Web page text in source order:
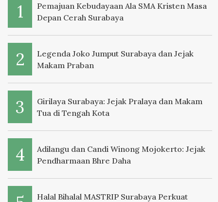
Pemajuan Kebudayaan Ala SMA Kristen Masa
Depan Cerah Surabaya
Legenda Joko Jumput Surabaya dan Jejak
Makam Praban
Girilaya Surabaya: Jejak Pralaya dan Makam
Tua di Tengah Kota
Adilangu dan Candi Winong Mojokerto: Jejak
Pendharmaan Bhre Daha
Halal Bihalal MASTRIP Surabaya Perkuat